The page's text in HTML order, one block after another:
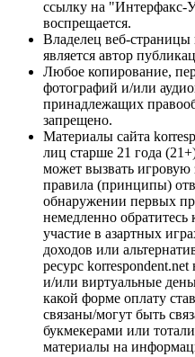
ссылку на "Интерфакс-
воспрещается.
Владелец веб-страницы
является автор
Любое копирование,
фотографий и/или
принадлежащих
запрещено.
Материалы сайта
лиц старше 21 года
может вызвать игровую
правила (принципы)
обнаружении первых
немедленно
участие в азартных
доходов или
ресурс
и/или виртуальные
какой форме оплату
связаны/могут быть
букмекерами или
материалы на